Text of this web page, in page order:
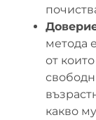
метода
от
какво